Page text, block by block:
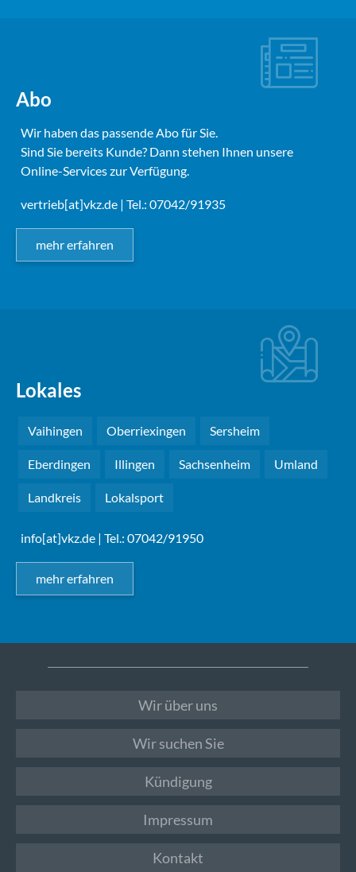
Abo
Wir haben das passende Abo für Sie.
Sind Sie bereits Kunde? Dann stehen Ihnen unsere
Online-Services zur Verfügung.
vertrieb[at]vkz.de | Tel.: 07042/91935
mehr erfahren
Lokales
Vaihingen Oberriexingen Sersheim
Eberdingen Illingen Sachsenheim Umland
Landkreis Lokalsport
info[at]vkz.de | Tel.: 07042/91950
mehr erfahren
Wir über uns
Wir suchen Sie
Kündigung
Impressum
Kontakt